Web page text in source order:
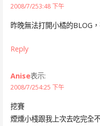
2008/7/253:48 下午
昨晚無法打開小橘的BLOG
Reply
Anise表示:
2008/7/254:25 下午
挖賽
煙燻小棧跟我上次去吃完全